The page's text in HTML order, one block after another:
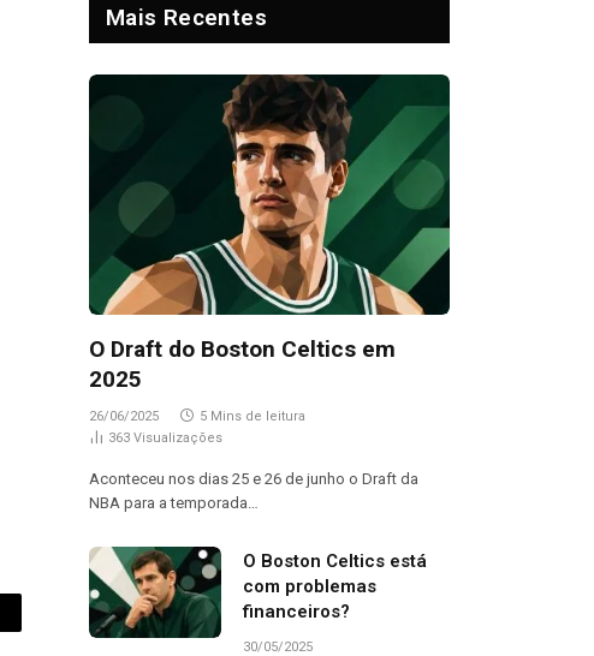
Mais Recentes
O Draft do Boston Celtics em
2025
26/06/2025
5 Mins de leitura
363 Visualizações
Aconteceu nos dias 25 e 26 de junho o Draft da
NBA para a temporada…
O Boston Celtics está
com problemas
financeiros?
30/05/2025